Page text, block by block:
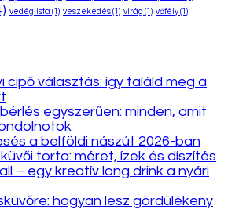
vedéglista (1) veszekedés(1) virág (1) vőfély(1)
cipő választás: így találd meg a
egyszerűen: minden, amit
a belföldi nászút 2026-ban
torta: méret, ízek és díszítés
– egy kreatív long drink a nyári
hogyan lesz gördülékeny